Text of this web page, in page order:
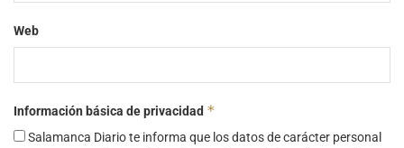
Web
Información básica de privacidad *
Salamanca Diario te informa que los datos de carácter personal